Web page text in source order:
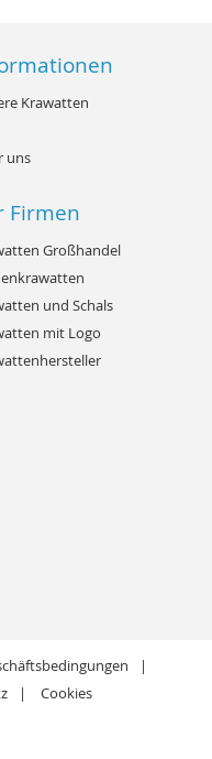
Krawatten
uns
Firmen
Großhandel
und Schals
mit Logo
Cookies